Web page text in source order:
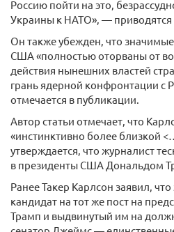
Россию пойти на это,
Украины к НАТО», — приводятся
Он также убежден, что
США «полностью оторваны от
действия нынешних властей
грань ядерной конфронтации с
отмечается в публикации.
Автор статьи отмечает, что
«инстинктивно более близкой
утверждается, что журналист
в президенты США Дональдом
Ранее Такер Карлсон заявил,
кандидат на тот же пост на
Трамп и выдвинутый им на